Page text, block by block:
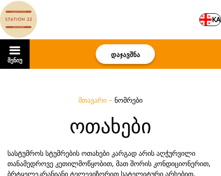
KA
მენიუ
დაჯავშნა
მთავარი – ნომრები
ოთახები
სასტუმროს სტუმრების ოთახები კარგად არის აღჭურვილი
თანამედროვე კეთილმოწყობით, მათ შორის კონდიციონერით,
ბრტყელეკრანიანი ტელევიზორით სატელიტური არხებით,